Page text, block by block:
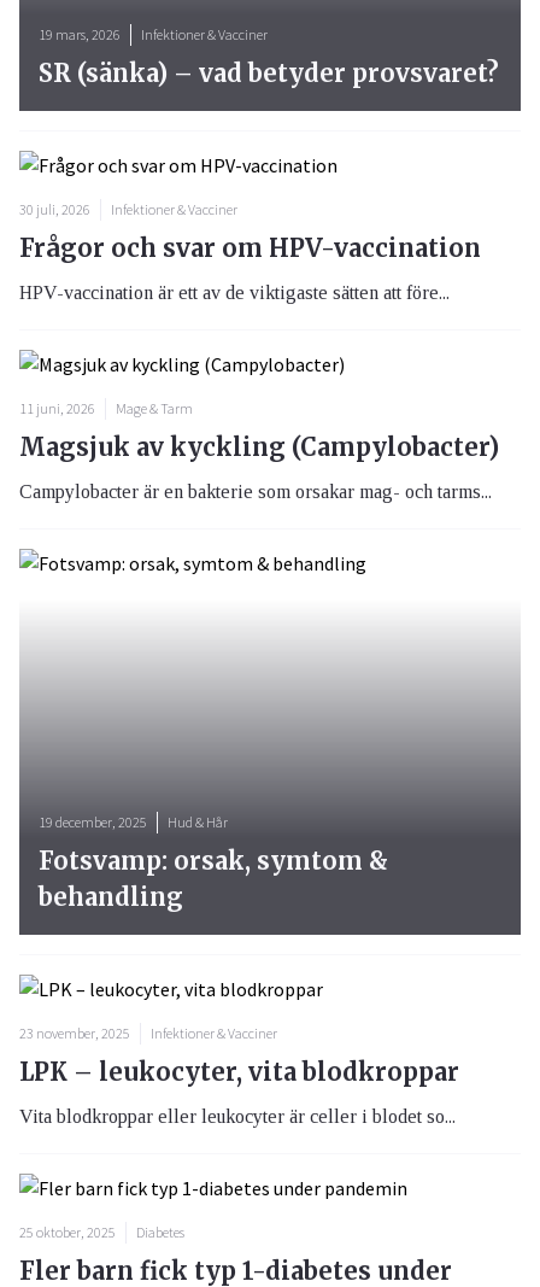
30 juli, 2026 Infektioner & Vacciner
Frågor och svar om HPV-vaccination
HPV-vaccination är ett av de viktigaste sätten att före...
11 juni, 2026 Mage & Tarm
Magsjuk av kyckling (Campylobacter)
Campylobacter är en bakterie som orsakar mag- och tarms...
19 mars, 2026 Infektioner & Vacciner
SR (sänka) – vad betyder provsvaret?
19 december, 2025 Hud & Hår
Fotsvamp: orsak, symtom &
behandling
23 november, 2025 Infektioner & Vacciner
LPK – leukocyter, vita blodkroppar
Vita blodkroppar eller leukocyter är celler i blodet so...
25 oktober, 2025 Diabetes
Fler barn fick typ 1-diabetes under